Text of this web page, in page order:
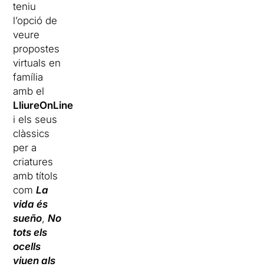
teniu
l’opció de
veure
propostes
virtuals en
família
amb el
LliureOnLine
i els seus
clàssics
per a
criatures
amb títols
comLa
vida és
sueño,No
tots els
ocells
viuen als